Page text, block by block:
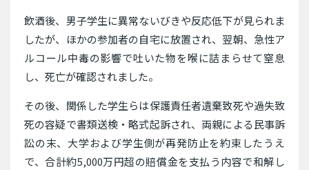
飲酒後、男子学生に異常ないびきや反応低下が見られま
したが、ほかの参加者の自宅に放置され、翌朝、急性ア
ルコール中毒の影響で吐いた物を喉に詰まらせて窒息
し、死亡が確認されました。
その後、関係した学生らは保護責任者遺棄致死や過失致
死の容疑で書類送検・略式起訴され、両親による民事訴
訟の末、大学および学生側が再発防止を約束したうえ
で、合計約5,000万円超の賠償金を支払う内容で和解し